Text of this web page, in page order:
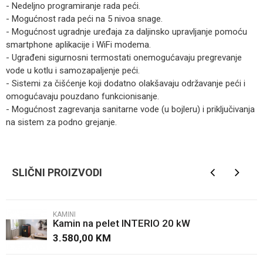
- Nedeljno programiranje rada peći.
- Mogućnost rada peći na 5 nivoa snage.
- Mogućnost ugradnje uređaja za daljinsko upravljanje pomoću
smartphone aplikacije i WiFi modema.
- Ugrađeni sigurnosni termostati onemogućavaju pregrevanje
vode u kotlu i samozapaljenje peći.
- Sistemi za čišćenje koji dodatno olakšavaju održavanje peći i
omogućavaju pouzdano funkcionisanje.
- Mogućnost zagrevanja sanitarne vode (u bojleru) i priključivanja
na sistem za podno grejanje.
Poruka
SLIČNI PROIZVODI
KAMINI
Kamin na pelet INTERIO 20 kW
3.580,00 KM